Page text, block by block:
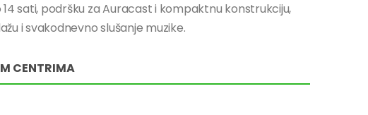
sati, podršku za Auracast i kompaktnu konstrukciju,
i svakodnevno slušanje muzike.
CENTRIMA